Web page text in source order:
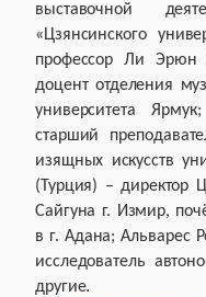
выставочной
«Цзянсинского
профессор Ли
доцент отделения
университета
старший
изящных искусств
(Турция) – директор
Сайгуна г. Измир,
в г. Адана; Альварес
исследователь
другие.